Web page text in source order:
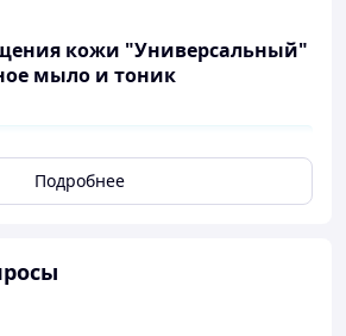
кожи "Универсальный"
мыло и тоник
для умывания лица Great
Подробнее